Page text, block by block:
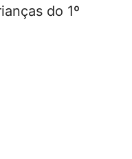
do 1º